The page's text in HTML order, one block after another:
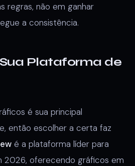
regras, não em ganhar
a consistência.
Plataforma de
é sua principal
então escolher a certa faz
é a plataforma líder para
2026, oferecendo gráficos em